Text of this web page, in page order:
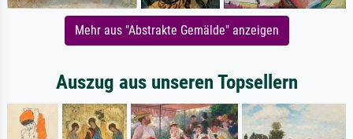
Mehr aus "Abstrakte Gemälde" anzeigen
Auszug aus unseren Topsellern